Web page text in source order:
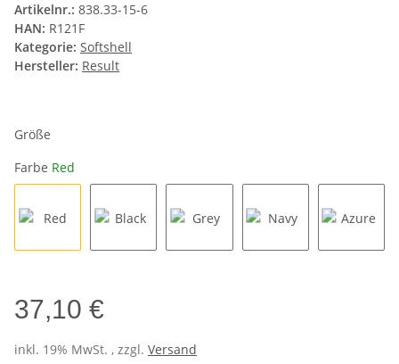
Artikelnr.: 838.33-15-6
HAN: R121F
Kategorie: Softshell
Hersteller: Result
Größe
Farbe Red
37,10 €
inkl. 19% MwSt. , zzgl. Versand